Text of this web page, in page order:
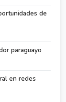
de
paraguayo
en redes